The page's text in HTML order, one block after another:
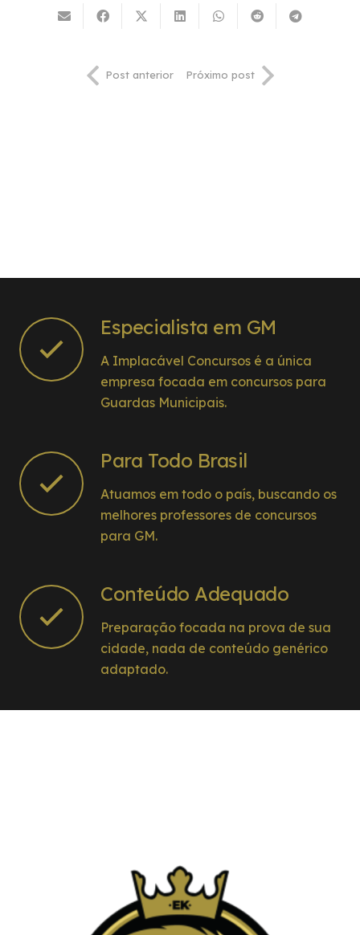
Post anterior Próximo post
Especialista em GM
A Implacável Concursos é a única
empresa focada em concursos para
Guardas Municipais.
Para Todo Brasil
Atuamos em todo o país, buscando os
melhores professores de concursos
para GM.
Conteúdo Adequado
Preparação focada na prova de sua
cidade, nada de conteúdo genérico
adaptado.